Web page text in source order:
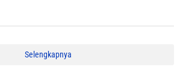
Selengkapnya